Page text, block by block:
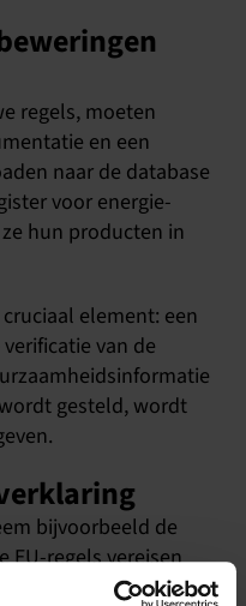
regels, moeten
en een
naar de database
voor energie-
hun producten in
element: een
van de
gesteld, wordt
bijvoorbeeld de
EU-regels vereisen
na 800 cycli